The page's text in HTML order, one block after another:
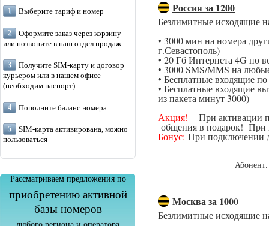
Выберите тариф и номер
Оформите заказ через корзину
или позвоните в наш отдел продаж
Получите SIM-карту и договор
курьером или в нашем офисе
(необходим паспорт)
Пополните баланс номера
SIM-карта активирована, можно
пользоваться
Рассматриваем предложения по
приобретению активной
базы номеров
Россия за 1200
Безлимитные исходящие
• 3000 мин на номера
г.Севастополь)
• 20 Гб Интернета 4G по
• 3000 SMS/MMS на
• Бесплатные входящие
• Бесплатные входящие
из пакета минут 3000)
Акция! При активации
общения в подарок! При
Бонус: При подключении
Москва за 1000
Безлимитные исходящие